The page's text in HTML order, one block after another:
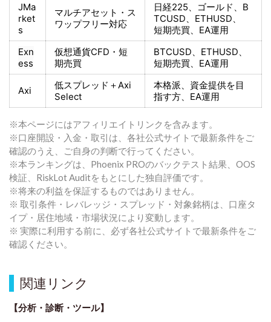
JMa
rket
s
マルチアセット・ス
ワップフリー対応
日経225、ゴールド、 B
TCUSD、ETHUSD、
短期売買、EA運用
Exn
ess
仮想通貨CFD・短
期売買
BTCUSD、ETHUSD、
短期売買、EA運用
Axi 低スプレッド＋Axi
Select
本格派、資金提供を目
指す方、EA運用
※本ページにはアフィリエイトリンクを含みます。
※口座開設・入金・取引は、各社公式サイトで最新条件をご
確認のうえ、ご自身の判断で行ってください。
※本ランキングは、Phoenix PROのバックテスト結果、OOS
検証、RiskLot Auditをもとにした独自評価です。
※将来の利益を保証するものではありません。
※ 取引条件・レバレッジ・スプレッド・対象銘柄は、口座タ
イプ・居住地域・市場状況により変動します。
※ 実際に利用する前に、必ず各社公式サイトで最新条件をご
確認ください。
関連リンク
【分析・診断・ツール】